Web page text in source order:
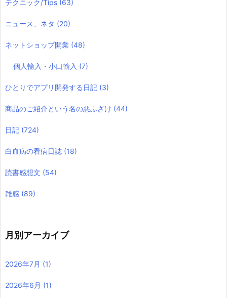
テクニック/Tips (63)
ニュース、ネタ (20)
ネットショップ開業 (48)
個人輸入・小口輸入 (7)
ひとりでアプリ開発する日記 (3)
商品のご紹介という名の悪ふざけ (44)
日記 (724)
白血病の看病日誌 (18)
読書感想文 (54)
雑感 (89)
月別アーカイブ
2026年7月 (1)
2026年6月 (1)